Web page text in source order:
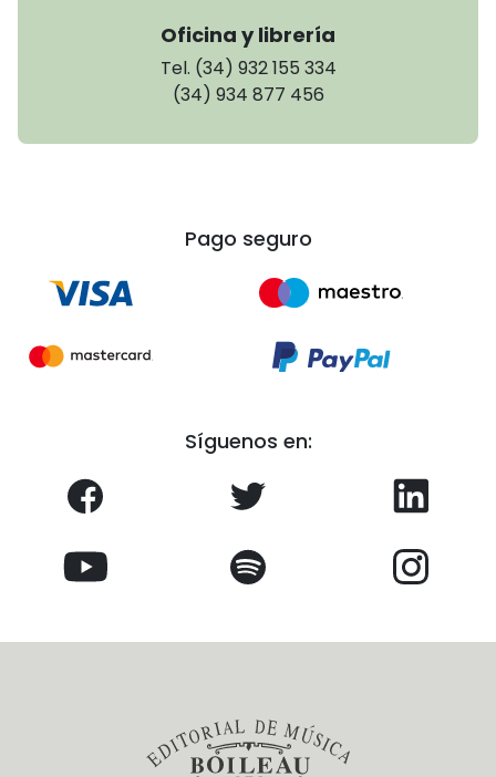
Oficina y librería
Tel. (34) 932 155 334
(34) 934 877 456
Pago seguro
Síguenos en: